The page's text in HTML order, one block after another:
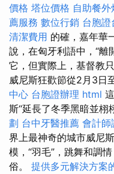
價格 塔位價格 自助餐外
薦服務 數位行銷 台胞證
清潔費用 的確，嘉年華
說，在匈牙利語中，“離
它，但實際上，基督教
威尼斯狂歡節從2月3日
中心 台胞證辦理 html
斯“延長了冬季黑暗並栩
劃 台中牙醫推薦 會計師
界上最神奇的城市威尼
模，“羽毛”，跳舞和調
俗。 提供多元解決方案